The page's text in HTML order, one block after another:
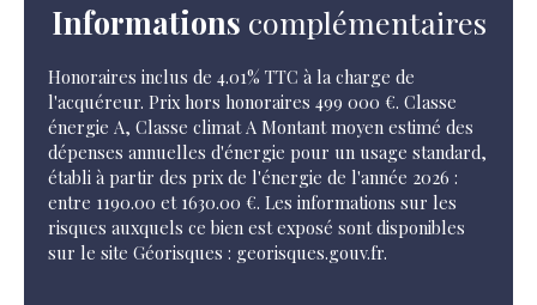
Informations complémentaires
Honoraires inclus de 4.01% TTC à la charge de
l'acquéreur. Prix hors honoraires 499 000 €. Classe
énergie A, Classe climat A Montant moyen estimé des
dépenses annuelles d'énergie pour un usage standard,
établi à partir des prix de l'énergie de l'année 2026 :
entre 1190.00 et 1630.00 €. Les informations sur les
risques auxquels ce bien est exposé sont disponibles
sur le site Géorisques : georisques.gouv.fr.